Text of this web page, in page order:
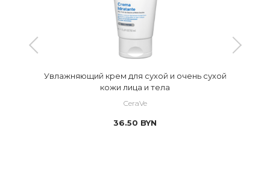
Увлажняющий крем для сухой и очень сухой
кожи лица и тела
CeraVe
36.50 BYN